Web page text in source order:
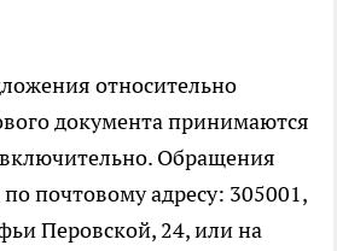
относительно
документа принимаются
Обращения
почтовому адресу: 305001,
Перовской, 24, или на